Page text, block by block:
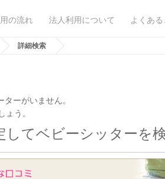
の流れ 法人利用について よくあ
詳細検索
ーがいません。
う。
してベビーシッターを